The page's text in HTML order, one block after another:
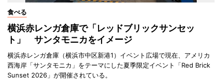
食べる
横浜赤レンガ倉庫で「レッドブリックサンセッ
ト」 サンタモニカをイメージ
横浜赤レンガ倉庫（横浜市中区新港1）イベント広場で現在、アメリカ
西海岸「サンタモニカ」をテーマにした夏季限定イベント「Red Brick
Sunset 2026」が開催されている。